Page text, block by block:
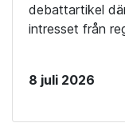
debattartikel
intresset från
8 juli 2026